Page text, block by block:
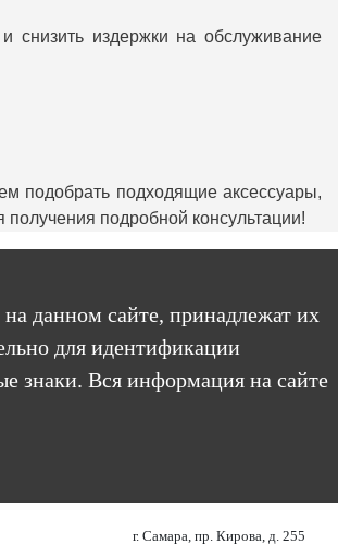
снизить издержки на обслуживание
подобрать подходящие аксессуары,
подробной консультации!
данном сайте, принадлежат их
для идентификации
знаки. Вся информация на сайте
г. Самара, пр. Кирова, д. 255